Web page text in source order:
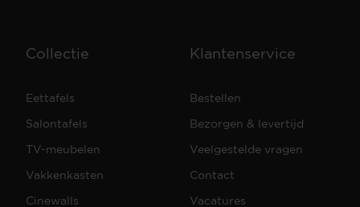
Collectie
Eettafels
Salontafels
TV-meubelen
Vakkenkasten
Cinewalls
Klantenservice
Bestellen
Bezorgen & levertijd
Veelgestelde vragen
Contact
Vacatures